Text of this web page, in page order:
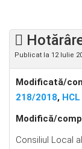
Publicat la 12 Iulie
Modificată/
218/2018,
Modifică/
Consiliul Local